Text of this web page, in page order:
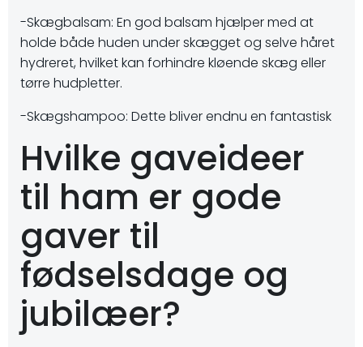
-Skægbalsam: En god balsam hjælper med at
holde både huden under skægget og selve håret
hydreret, hvilket kan forhindre kløende skæg eller
tørre hudpletter.
-Skægshampoo: Dette bliver endnu en fantastisk
Hvilke gaveideer
til ham er gode
gaver til
fødselsdage og
jubilæer?